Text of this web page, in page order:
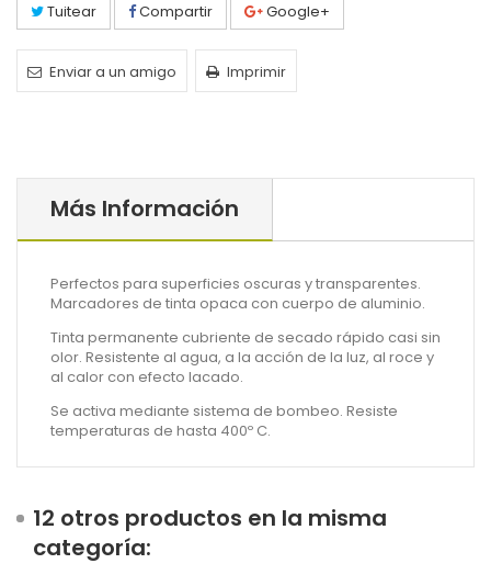
Tuitear Compartir Google+
Enviar a un amigo Imprimir
Más Información
Perfectos para superficies oscuras y transparentes.
Marcadores de tinta opaca con cuerpo de aluminio.
Tinta permanente cubriente de secado rápido casi sin
olor. Resistente al agua, a la acción de la luz, al roce y
al calor con efecto lacado.
Se activa mediante sistema de bombeo. Resiste
temperaturas de hasta 400º C.
12 otros productos en la misma
categoría: